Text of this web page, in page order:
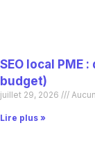
SEO local PME
budget)
juillet 29, 2026
Lire plus »